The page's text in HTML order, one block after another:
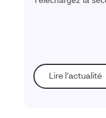
Lire l’actualité